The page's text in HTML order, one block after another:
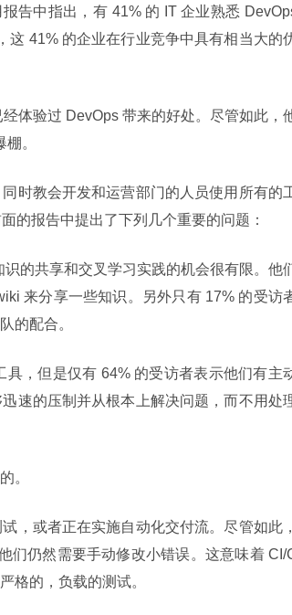
告中指出，有 41% 的 IT 企业熟悉
这 41% 的企业在行业竞争中具有相当大的
体验过 DevOps 带来的好处。尽管如此，
。
时教会开发和运营部门的人员使用所有的
的报告中提出了下列几个重要的问题：
的共享和交叉学习实践的机会很有限。他
来分享一些知识。另外只有 17% 的受访
的配合。
，但是仅有 64% 的受访者表示他们有主
速的压制并从根本上解决问题，而不用处
。
，或者正在实施自动化交付流。尽管如此，
们仍然需要手动修改小错误。这意味着 CI/
格的，负载的测试。